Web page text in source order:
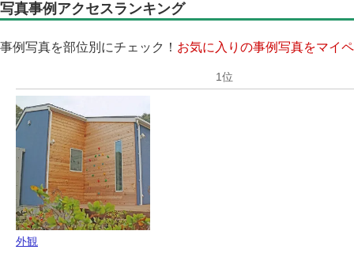
写真事例アクセスランキング
事例写真を部位別にチェック！ お気に入りの事例写真をマイ
外観